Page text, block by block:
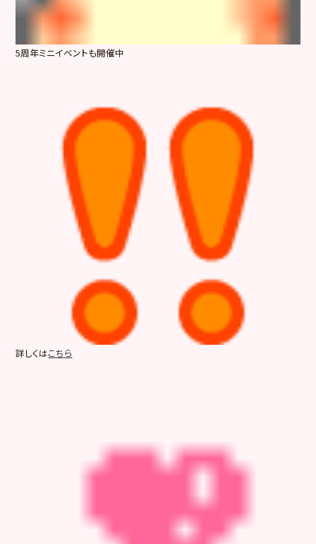
5周年ミニイベントも開催中
詳しくはこちら